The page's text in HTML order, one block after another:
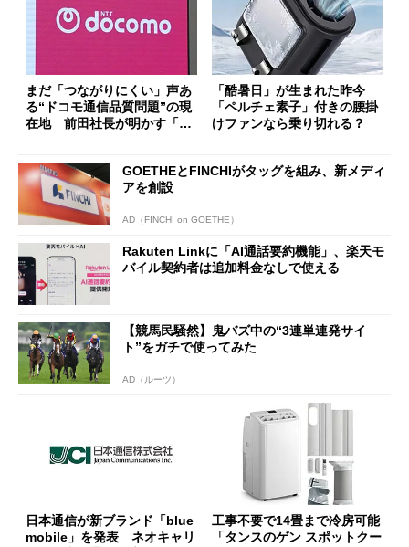
まだ「つながりにくい」声あ
る“ドコモ通信品質問題”の現
在地 前田社長が明かす「道
「酷暑日」が生まれた昨今
「ペルチェ素子」付きの腰掛
けファンなら乗り切れる？
GOETHEとFINCHIがタッグを組み、新メディ
アを創設
AD（FINCHI on GOETHE）
Rakuten Linkに「AI通話要約機能」、楽天モ
バイル契約者は追加料金なしで使える
【競馬民騒然】鬼バズ中の“3連単連発サイ
ト”をガチで使ってみた
AD（ルーツ）
日本通信が新ブランド「blue
mobile」を発表 ネオキャリ
工事不要で14畳まで冷房可能
「タンスのゲン スポットクー